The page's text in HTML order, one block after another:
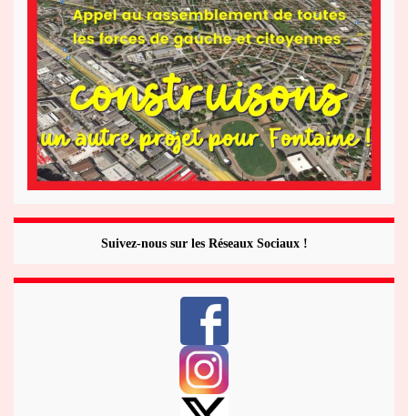
Suivez-nous sur les Réseaux Sociaux !